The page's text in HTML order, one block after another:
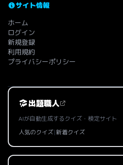
サイト情報
ホーム
ログイン
新規登録
利用規約
プライバシーポリシー
出題職人
AIが自動生成するクイズ・検定サイト
人気のクイズ|新着クイズ